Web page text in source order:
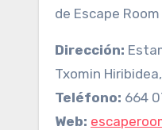
de Escape
Dirección:
Txomin
Teléfono: 664
Web: